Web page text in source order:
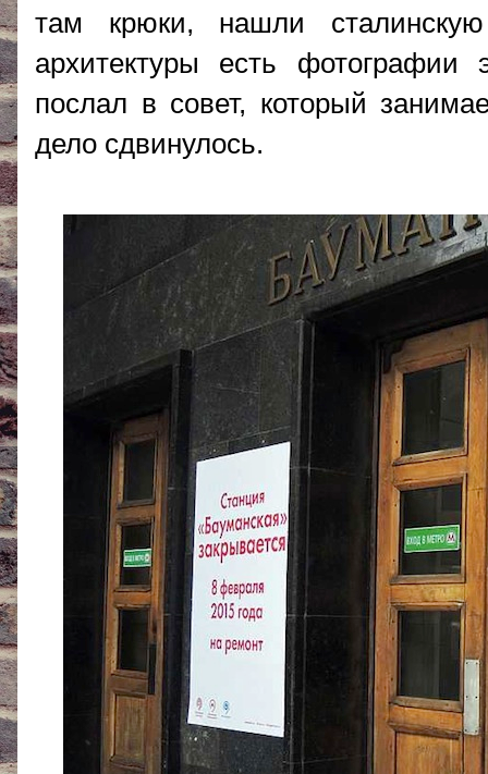
там крюки, нашли
архитектуры есть
послал в совет, который
дело сдвинулось.